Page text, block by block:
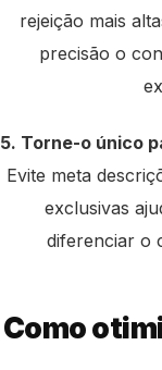
rejeição mais
precisão o
5. Torne-o único
Evite meta
exclusivas
diferenciar o
Como